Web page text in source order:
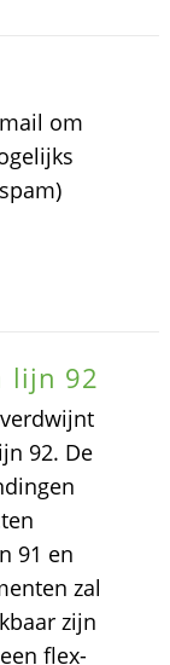
om
lijn 92
92. De
91 en
zal
zijn
flex-